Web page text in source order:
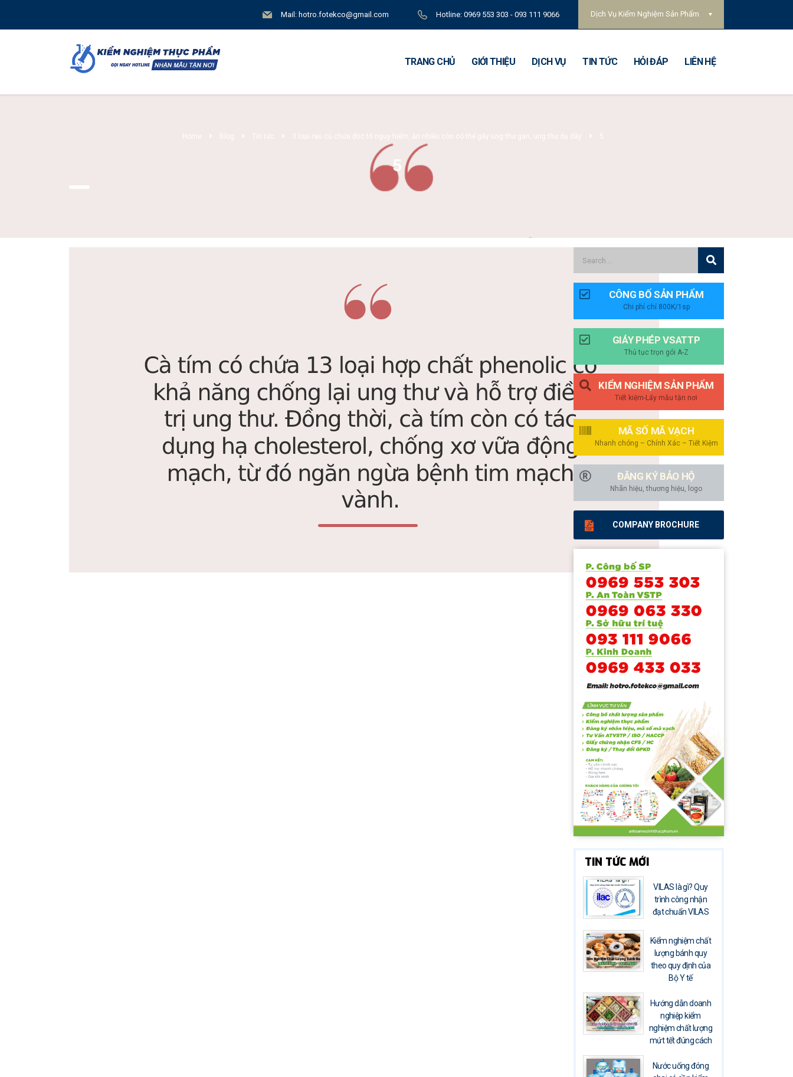
Dịch Vụ Kiểm Nghiệm Sản Phẩm
Mail: hotro.fotekco@gmail.com Hotline: 0969 553 303 - 093 111 9066
TRANG CHỦ GIỚI THIỆU DỊCH VỤ TIN TỨC HỎI ĐÁP LIÊN HỆ
5
CÔNG BỐ SẢN PHẨM
Chi phí chỉ 800K/1sp
GIÁY PHÉP VSATTP
Thủ tục trọn gói A-Z
KIỂM NGHIỆM SẢN PHẨM
Tiết kiệm-Lấy mẫu tận nơi
MÃ SỐ MÃ VẠCH
Nhanh chóng – Chính Xác – Tiết Kiệm
ĐĂNG KÝ BẢO HỘ
Nhãn hiệu, thương hiệu, logo
COMPANY BROCHURE
TIN TỨC MỚI
VILAS là gì? Quy
trình công nhận
đạt chuẩn VILAS
Kiểm nghiệm chất
lượng bánh quy
theo quy định của
Bộ Y tế
Hướng dẫn doanh
nghiệp kiểm
nghiệm chất lượng
mứt tết đúng cách
Nước uống đóng